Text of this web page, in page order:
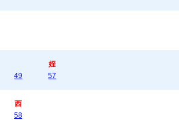
49
姪
57
西
58